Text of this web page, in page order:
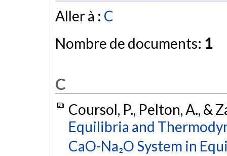
Aller à : C
Nombre de documents: 1
C
Coursol, P., Pelton, A., &
Equilibria and
CaO-Na₂O System in